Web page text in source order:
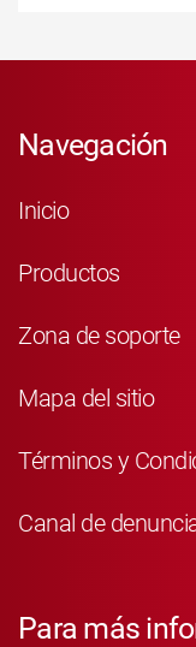
Navegación
Inicio
Productos
Zona de soporte
Mapa del sitio
Términos y
Canal de
Para más